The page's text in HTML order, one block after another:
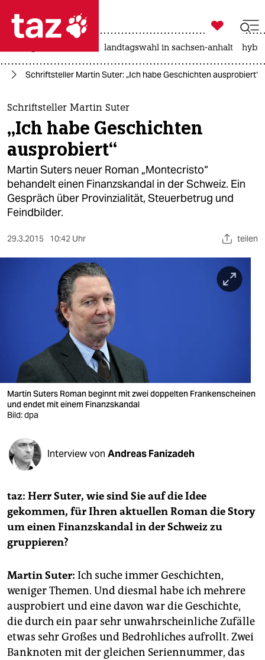
 taz zahl ich
taz zahl ich
themen
politik
öko
gesellschaft
kultur
sport
verlag
veranstaltungen
shop
fragen & hilfe
unterstützen
genossenschaft
epaper login

taz zahl ich
landtagswahl in sachsen-anhalt
Schriftsteller Martin Suter: „Ich habe Geschichten ausprobiert“
Schriftsteller Martin Suter
„Ich habe Geschichten
ausprobiert“
Martin Suters neuer Roman „Montecristo“
behandelt einen Finanzskandal in der Schweiz. Ein
Gespräch über Provinzialität, Steuerbetrug und
Feindbilder.
29.3.2015 10:42 Uhr teilen
Martin Suters Roman beginnt mit zwei doppelten Frankenscheinen
und endet mit einem Finanzskandal
Bild: dpa
Interview von Andreas Fanizadeh
taz: Herr Suter, wie sind Sie auf die Idee
gekommen, für Ihren aktuellen Roman die Story
um einen Finanzskandal in der Schweiz zu
gruppieren?
Martin Suter: Ich suche immer Geschichten,
weniger Themen. Und diesmal habe ich mehrere
ausprobiert und eine davon war die Geschichte,
die durch ein paar sehr unwahrscheinliche Zufälle
etwas sehr Großes und Bedrohliches aufrollt. Zwei
Banknoten mit der gleichen Seriennummer, das